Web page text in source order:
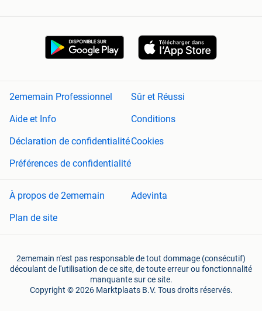
2ememain Professionnel
Sûr et Réussi
Aide et Info
Conditions
Déclaration de confidentialitéCookies
Préférences de confidentialité
À propos de 2ememain
Adevinta
Plan de site
2ememain n'est pas responsable de tout dommage (consécutif)
découlant de l'utilisation de ce site, de toute erreur ou fonctionnalité
manquante sur ce site.
Copyright © 2026 Marktplaats B.V. Tous droits réservés.